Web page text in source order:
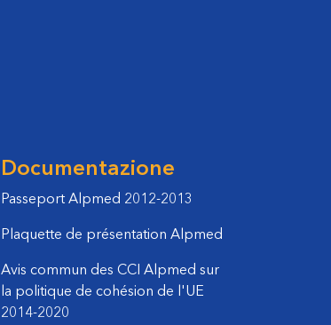
Documentazione
Passeport Alpmed 2012-2013
Plaquette de présentation Alpmed
Avis commun des CCI Alpmed sur
la politique de cohésion de l'UE
2014-2020